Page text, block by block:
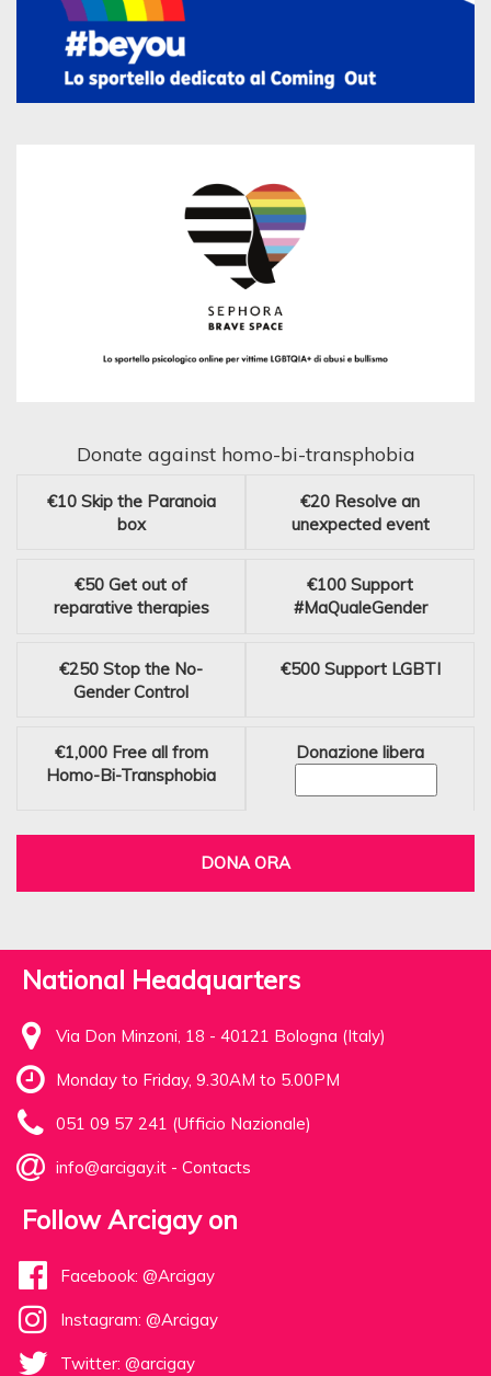
Donate against homo-bi-transphobia
€10 Skip the Paranoia
box
€20 Resolve an
unexpected event
€50 Get out of
reparative therapies
€100 Support
#MaQualeGender
€250 Stop the No-
Gender Control
€500 Support LGBTI
€1,000 Free all from
Homo-Bi-Transphobia
Donazione libera
DONA ORA
National Headquarters
Via Don Minzoni, 18 - 40121 Bologna (Italy)
Monday to Friday, 9.30AM to 5.00PM
051 09 57 241 (Ufficio Nazionale)
info@arcigay.it - Contacts
Follow Arcigay on
Facebook: @Arcigay
Instagram: @Arcigay
Twitter: @arcigay